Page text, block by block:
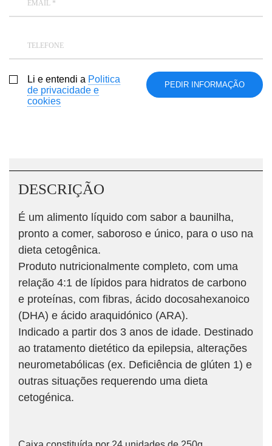
EMAIL *
TELEFONE
Li e entendi a Politica
de privacidade e
cookies
DESCRIÇÃO
É um alimento líquido com sabor a baunilha,
pronto a comer, saboroso e único, para o uso na
dieta cetogênica.
Produto nutricionalmente completo, com uma
relação 4:1 de lípidos para hidratos de carbono
e proteínas, com fibras, ácido docosahexanoico
(DHA) e ácido araquidónico (ARA).
Indicado a partir dos 3 anos de idade. Destinado
ao tratamento dietético da epilepsia, alterações
neurometabólicas (ex. Deficiência de glúten 1) e
outras situações requerendo uma dieta
cetogénica.